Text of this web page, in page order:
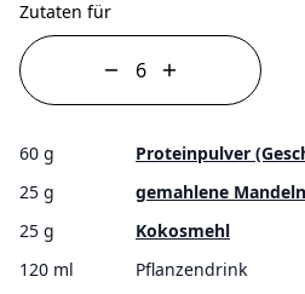
Zutaten für
60 g
Proteinpulver
25 g
gemahlene Mandeln
25 g
Kokosmehl
120 ml
Pflanzendrink